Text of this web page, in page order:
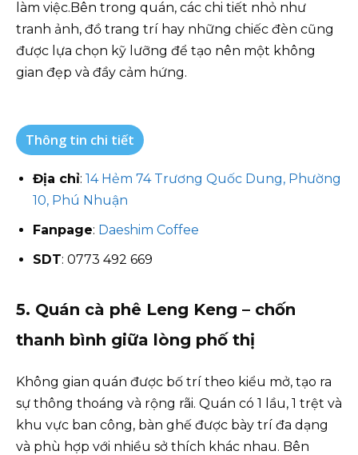
làm việc.Bên trong quán, các chi tiết nhỏ như
tranh ảnh, đồ trang trí hay những chiếc đèn cũng
được lựa chọn kỹ lưỡng để tạo nên một không
gian đẹp và đầy cảm hứng.
Thông tin chi tiết
Địa chỉ: 14 Hẻm 74 Trương Quốc Dung, Phường
10, Phú Nhuận
Fanpage: Daeshim Coffee
SDT: 0773 492 669
5. Quán cà phê Leng Keng – chốn
thanh bình giữa lòng phố thị
Không gian quán được bố trí theo kiểu mở, tạo ra
sự thông thoáng và rộng rãi. Quán có 1 lầu, 1 trệt và
khu vực ban công, bàn ghế được bày trí đa dạng
và phù hợp với nhiều sở thích khác nhau. Bên